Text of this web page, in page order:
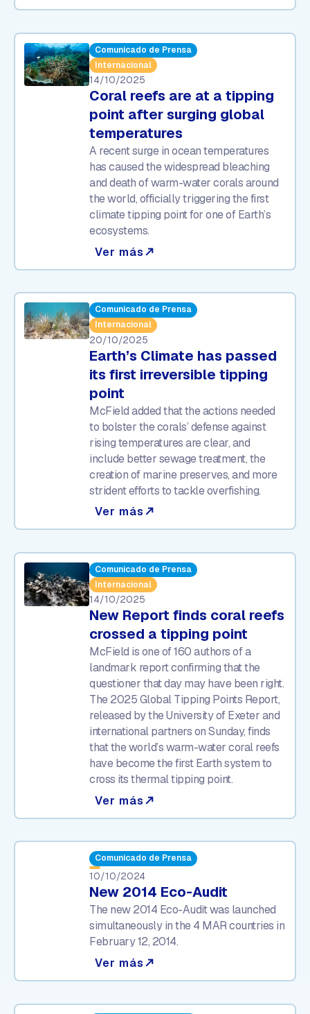
Comunicado de Prensa
Internacional
14/10/2025
Coral reefs are at a tipping
point after surging global
temperatures
A recent surge in ocean temperatures
has caused the widespread bleaching
and death of warm-water corals around
the world, officially triggering the first
climate tipping point for one of Earth’s
ecosystems.
Ver más north_east
Comunicado de Prensa
Internacional
20/10/2025
Earth’s Climate has passed
its first irreversible tipping
point
McField added that the actions needed
to bolster the corals’ defense against
rising temperatures are clear, and
include better sewage treatment, the
creation of marine preserves, and more
strident efforts to tackle overfishing.
Ver más north_east
Comunicado de Prensa
Internacional
14/10/2025
New Report finds coral reefs
crossed a tipping point
McField is one of 160 authors of a
landmark report confirming that the
questioner that day may have been right.
The 2025 Global Tipping Points Report,
released by the University of Exeter and
international partners on Sunday, finds
that the world’s warm-water coral reefs
have become the first Earth system to
cross its thermal tipping point.
Ver más north_east
Comunicado de Prensa
10/10/2024
New 2014 Eco-Audit
The new 2014 Eco-Audit was launched
simultaneously in the 4 MAR countries in
February 12, 2014.
Ver más north_east